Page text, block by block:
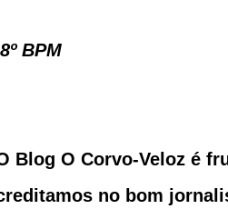
BPM
no bom